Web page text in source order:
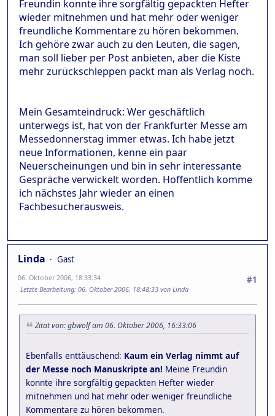
Freundin konnte ihre sorgfältig gepackten Hefter
wieder mitnehmen und hat mehr oder weniger
freundliche Kommentare zu hören bekommen.
Ich gehöre zwar auch zu den Leuten, die sagen,
man soll lieber per Post anbieten, aber die Kiste
mehr zurückschleppen packt man als Verlag noch.
Mein Gesamteindruck: Wer geschäftlich
unterwegs ist, hat von der Frankfurter Messe am
Messedonnerstag immer etwas. Ich habe jetzt
neue Informationen, kenne ein paar
Neuerscheinungen und bin in sehr interessante
Gespräche verwickelt worden. Hoffentlich komme
ich nächstes Jahr wieder an einen
Fachbesucherausweis.
Linda
Gast
#1
06. Oktober 2006, 18:33:34
Letzte Bearbeitung: 06. Oktober 2006, 18:48:33 von Linda
Zitat von: gbwolf am 06. Oktober 2006, 16:33:06
Ebenfalls enttäuschend: Kaum ein Verlag nimmt auf
der Messe noch Manuskripte an! Meine Freundin
konnte ihre sorgfältig gepackten Hefter wieder
mitnehmen und hat mehr oder weniger freundliche
Kommentare zu hören bekommen.